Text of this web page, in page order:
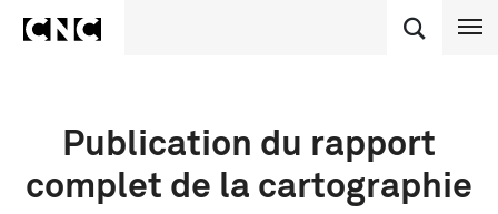
Publication du rapport
complet de la cartographie